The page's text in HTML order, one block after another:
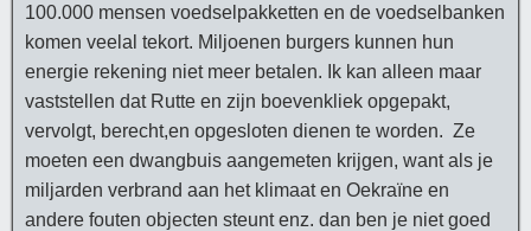
100.000 mensen voedselpakketten en de voedselbanken
komen veelal tekort. Miljoenen burgers kunnen hun
energie rekening niet meer betalen. Ik kan alleen maar
vaststellen dat Rutte en zijn boevenkliek opgepakt,
vervolgt, berecht,en opgesloten dienen te worden. Ze
moeten een dwangbuis aangemeten krijgen, want als je
miljarden verbrand aan het klimaat en Oekraïne en
andere fouten objecten steunt enz. dan ben je niet goed